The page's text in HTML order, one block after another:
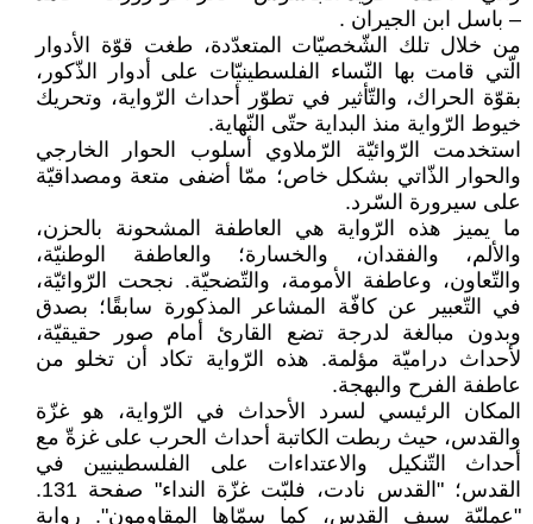
– باسل ابن الجيران .
من خلال تلك الشّخصيّات المتعدّدة، طغت قوّة الأدوار
الّتي قامت بها النّساء الفلسطينيّات على أدوار الذّكور،
بقوّة الحراك، والتّأثير في تطوّر أحداث الرّواية، وتحريك
خيوط الرّواية منذ البداية حتّى النّهاية.
استخدمت الرّوائيّة الرّملاوي أسلوب الحوار الخارجي
والحوار الذّاتي بشكل خاص؛ ممّا أضفى متعة ومصداقيّة
على سيرورة السّرد.
ما يميز هذه الرّواية هي العاطفة المشحونة بالحزن،
والألم، والفقدان، والخسارة؛ والعاطفة الوطنيّة،
والتّعاون، وعاطفة الأمومة، والتّضحيّة. نجحت الرّوائيّة،
في التّعبير عن كافّة المشاعر المذكورة سابقًا؛ بصدق
وبدون مبالغة لدرجة تضع القارئ أمام صور حقيقيّة،
لأحداث دراميّة مؤلمة. هذه الرّواية تكاد أن تخلو من
عاطفة الفرح والبهجة.
المكان الرئيسي لسرد الأحداث في الرّواية، هو غزّة
والقدس، حيث ربطت الكاتبة أحداث الحرب على غزةّ مع
أحداث التّنكيل والاعتداءات على الفلسطينيين في
القدس؛ "القدس نادت، فلبّت غزّة النداء" صفحة 131.
"عمليّة سيف القدس، كما سمّاها المقاومون". رواية